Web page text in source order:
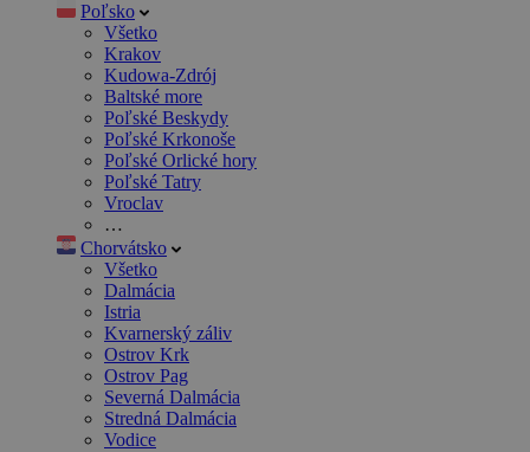
Poľsko
Všetko
Krakov
Kudowa-Zdrój
Baltské more
Poľské Beskydy
Poľské Krkonoše
Poľské Orlické hory
Poľské Tatry
Vroclav
…
Chorvátsko
Všetko
Dalmácia
Istria
Kvarnerský záliv
Ostrov Krk
Ostrov Pag
Severná Dalmácia
Stredná Dalmácia
Vodice